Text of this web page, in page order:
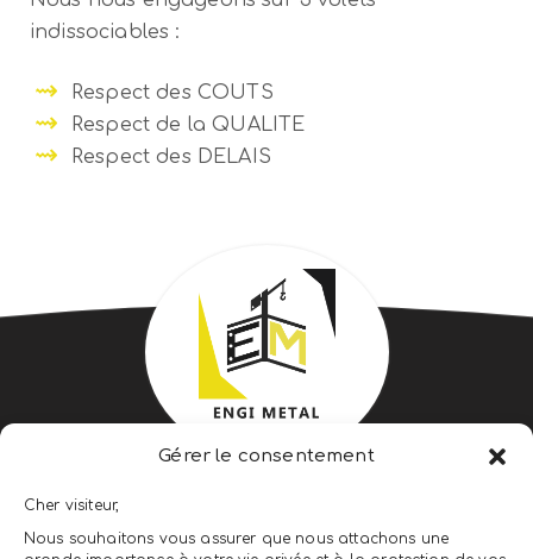
Gérer le consentement
Cher visiteur,
Nous souhaitons vous assurer que nous attachons une
indissociables :
Respect des COUTS
Respect de la QUALITE
Respect des DELAIS
ENGI METAL ENGINEERING &
CONSTRUCTION